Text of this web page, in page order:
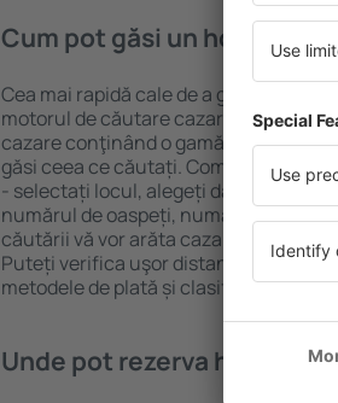
Cum pot găsi un hotel în
Cea mai rapidă cale de a găsi un hotel
motorul de căutare cazare eSky. Baza
cazare conţinând o gamă largă de
găsi ceea ce căutați. Completați
- selectați locul, alegeți data de
numărul de oaspeți, numărul de
căutării vă vor arăta cazarea
Puteți verifica uşor distanța de la
metodele de plată și clasificarea
Unde pot rezerva hoteluri ȋn